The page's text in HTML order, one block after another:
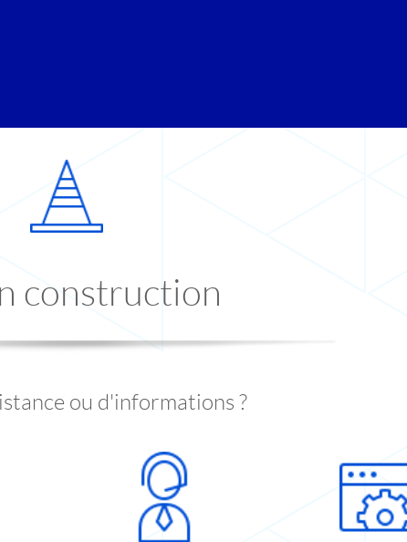
construction
ou d'informations ?